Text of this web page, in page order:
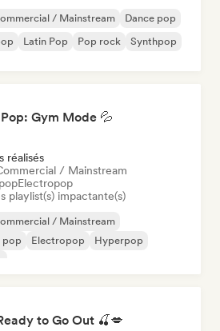
/ Mainstream
Dance pop
Latin Pop Pop rock Synthpop
Gym Mode 💦
réalisés
/ Mainstream
Electropop
playlist(s) impactante(s)
/ Mainstream
pop Electropop
Hyperpop
to Go Out 🍒💋